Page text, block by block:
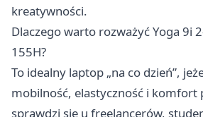
kreatywności.
Dlaczego warto rozważyć Yoga 9i
155H?
To idealny laptop „na co dzień”,
mobilność, elastyczność i
sprawdzi się u freelancerów,